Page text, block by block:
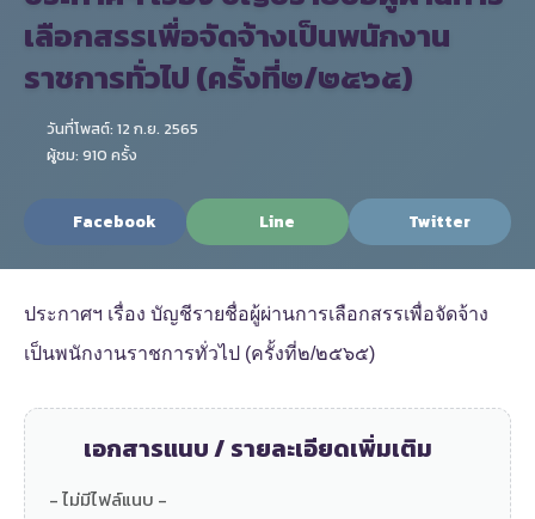
เลือกสรรเพื่อจัดจ้างเป็นพนักงาน
ราชการทั่วไป (ครั้งที่๒/๒๕๖๕)
วันที่โพสต์: 12 ก.ย. 2565
ผู้ชม: 910 ครั้ง
Facebook Line Twitter
ประกาศฯ เรื่อง บัญชีรายชื่อผู้ผ่านการเลือกสรรเพื่อจัดจ้าง
เป็นพนักงานราชการทั่วไป (ครั้งที่๒/๒๕๖๕)
เอกสารแนบ / รายละเอียดเพิ่มเติม
- ไม่มีไฟล์แนบ -